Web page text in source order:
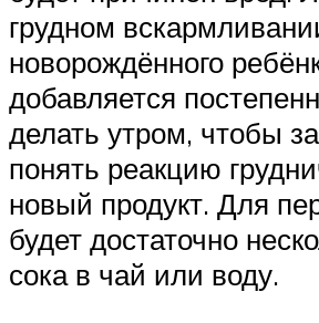
грудном
новорождённого
добавляется
делать утром, чтобы
понять реакцию
новый продукт. Для
будет достаточно
сока в чай или воду.